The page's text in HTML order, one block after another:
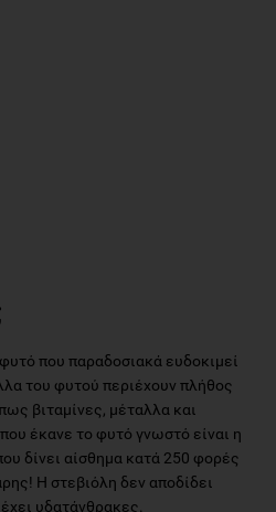
που παραδοσιακά ευδοκιμεί
του φυτού περιέχουν πλήθος
βιταμίνες, μέταλλα και
έκανε το φυτό γνωστό είναι η
δίνει αίσθημα κατά 250 φορές
Η στεβιόλη δεν αποδίδει
υδατάνθρακες.